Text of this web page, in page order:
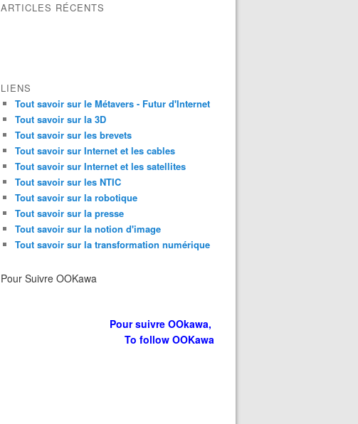
ARTICLES RÉCENTS
LIENS
Tout savoir sur le Métavers - Futur d'Internet
Tout savoir sur la 3D
Tout savoir sur les brevets
Tout savoir sur Internet et les cables
Tout savoir sur Internet et les satellites
Tout savoir sur les NTIC
Tout savoir sur la robotique
Tout savoir sur la presse
Tout savoir sur la notion d'image
Tout savoir sur la transformation numérique
Pour Suivre OOKawa
Pour suivre OOkawa,
To follow OOKawa